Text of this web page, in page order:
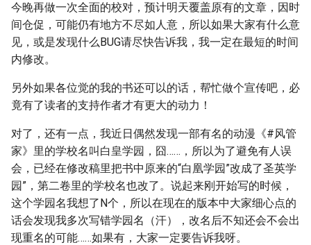
今晚再做一次全面的校对，预计明天覆盖原有的文章，因时
间仓促，可能仍有地方不尽如人意，所以如果大家有什么意
见，或是发现什么BUG请尽快告诉我，我一定在最短的时间
内修改。
另外如果各位觉的我的书还可以的话，帮忙做个宣传吧，必
竟有了读者的支持作者才有更大的动力！
对了，还有一点，我近日偶然发现一部有名的动漫《#风管
家》里的学校名叫白皇学园，囧……，所以为了避免有人误
会，已经在修改稿里把书中原来的“白凰学园”改成了圣英学
园”，第二卷里的学校名也改了。说起来刚开始写的时候，
这个学园名我想了N个，所以在现在的版本中大家细心点的
话会发现我多次写错学园名（汗），改名后不知还会不会出
现重名的可能……如果有，大家一定要告诉我呀。